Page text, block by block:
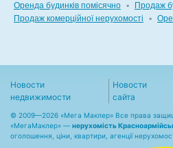
Оренда будинків помісячно ▪ Продаж
Продаж комерційної нерухомості
▪
Новости
недвижимости
Новости
сайта
© 2009—2026 «Мега Маклер» Все права
«МегаМаклер» — нерухомість
оголошення, ціни, квартири, агенції